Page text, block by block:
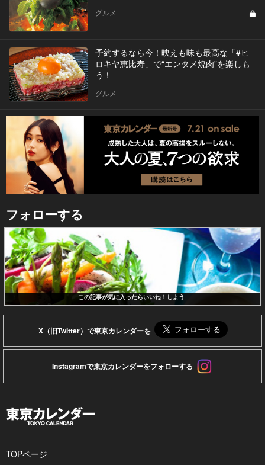
グルメ
予約するなら今！映えも味も最高な「#ヒ
ロキヤ恵比寿」で“エンタメ焼肉”を楽しも
う！
グルメ
フォローする
この記事が気に入ったらいいね！しよう
X（旧Twitter）で東京カレンダーを
Instagramで東京カレンダーをフォローする
TOPページ